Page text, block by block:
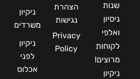
שנות
ניסיון
ואלפי
לקוחות
מרוצים!
ניקיון
הצהרת
נגישות
Privacy
Policy
ניקיון
משרדים
ניקיון
לפני
אכלוס